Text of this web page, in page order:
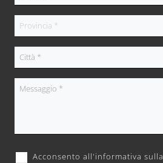
Acconsento all'informativa sulla